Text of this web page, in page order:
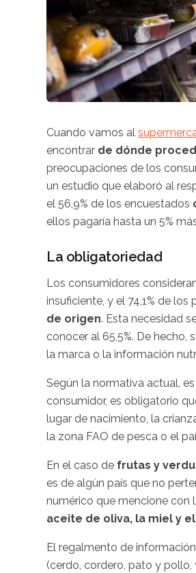
Cuando vamos al
encontrar de dónde
preocupaciones de los
un estudio que elaboró al
el 56,9% de los encuestados
ellos pagaría hasta un 5%
La obligatoriedad
Los consumidores
insuficiente, y el 74,1% de
de origen. Esta necesidad
conocer al 65,5%. De hecho,
la marca o la información
Según la normativa actual,
consumidor, es obligatorio
lugar de nacimiento, la
la zona FAO de pesca o el
En el caso de frutas y
es de algún país que no
numérico que mencione con
aceite de oliva, la miel y
El regalmento de
(cerdo, cordero, pato y